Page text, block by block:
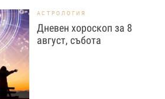
АСТРОЛОГИЯ
Дневен хороскоп за 8
август, събота